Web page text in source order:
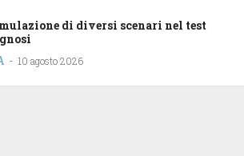
di diversi scenari nel test
- 10 agosto 2026